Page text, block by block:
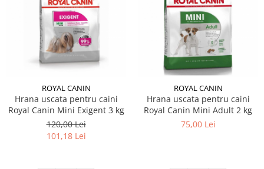
ROYAL CANIN
Hrana uscata pentru caini
Royal Canin Mini Exigent 3 kg
120,00 Lei
101,18 Lei
ROYAL CANIN
Hrana uscata pentru caini
Royal Canin Mini Adult 2 kg
75,00 Lei